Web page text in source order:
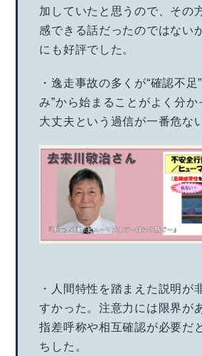
加していたと思うので、その
感できる話だったのではない
にも好評でした。
・逸走事故の多くが“確認不足
み”から始まることがよく分か
大丈夫という過信が一番危な
・人間特性を踏まえた説明が
すかった。注意力には限界が
指差呼称や相互確認が必要だ
ちした。